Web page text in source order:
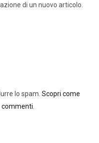
di un nuovo articolo.
lo spam. Scopri come
commenti